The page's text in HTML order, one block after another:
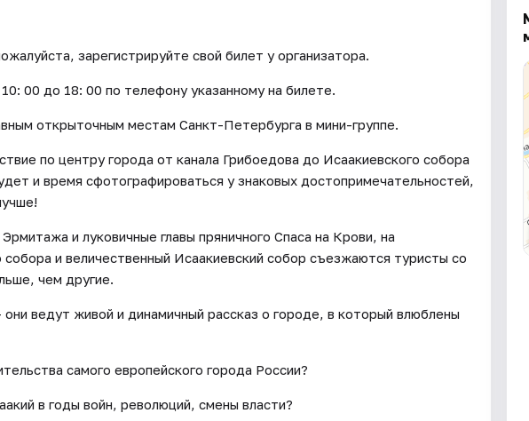
зарегистрируйте свой билет у организатора.
00 до 18: 00 по телефону указанному на билете.
открыточным местам Санкт-Петербурга в мини-группе.
по центру города от канала Грибоедова до Исаакиевского собора
и время сфотографироваться у знаковых достопримечательностей,
и луковичные главы пряничного Спаса на Крови, на
собора и величественный Исаакиевский собор съезжаются туристы со
чем другие.
ведут живой и динамичный рассказ о городе, в который влюблены
самого европейского города России?
в годы войн, революций, смены власти?